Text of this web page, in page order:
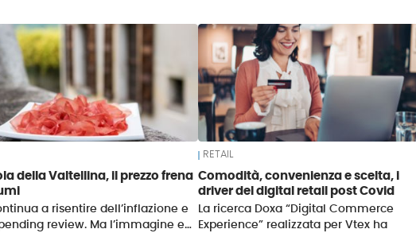
della Valtellina, il prezzo frena
a risentire dell’inflazione e
review. Ma l’immagine e…
RETAIL
Comodità, convenienza e scelta, i
driver del digital retail post Covid
La ricerca Doxa “Digital Commerce
Experience” realizzata per Vtex ha